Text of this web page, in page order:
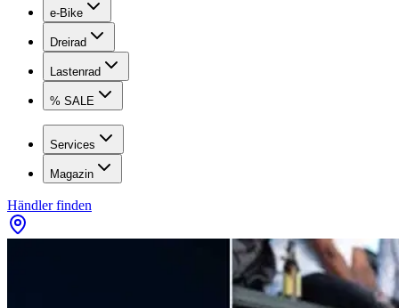
e-Bike
Dreirad
Lastenrad
% SALE
Services
Magazin
Händler finden